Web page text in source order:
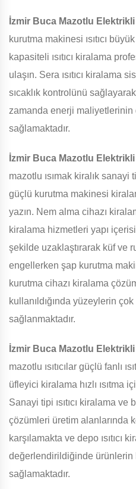
İzmir Buca Mazotlu Elektrikli
kurutma makinesi ısıtıcı
kapasiteli ısıtıcı kiralama
ulaşın. Sera ısıtıcı kiralama
sıcaklık kontrolünü
zamanda enerji maliyetlerinin
sağlamaktadır.
İzmir Buca Mazotlu Elektrikli
mazotlu ısımak kiralık
güçlü kurutma makinesi
yazın. Nem alma cihazı
kiralama hizmetleri yapı
şekilde uzaklaştırarak küf ve
engellerken şap kurutma
kurutma cihazı kiralama
kullanıldığında yüzeylerin çok
sağlanmaktadır.
İzmir Buca Mazotlu Elektrikli
mazotlu ısıtıcılar güçlü fanlı
üfleyici kiralama hızlı ısıtma
Sanayi tipi ısıtıcı kiralama ve
çözümleri üretim alanlarında
karşılamakta ve depo ısıtıcı
değerlendirildiğinde ürünlerin
sağlamaktadır.